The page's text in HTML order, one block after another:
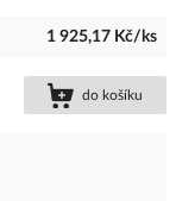
1 925,17 Kč/ks
do košíku